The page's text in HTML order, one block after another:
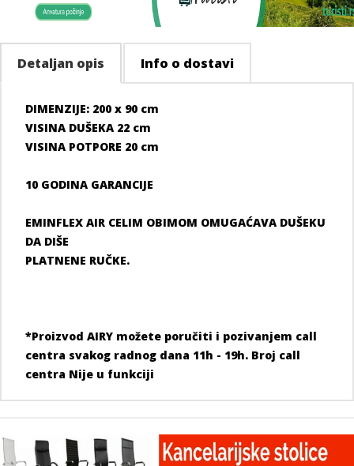
Detaljan opis Info o dostavi
DIMENZIJE: 200 x 90 cm
VISINA DUŠEKA 22 cm
VISINA POTPORE 20 cm
10 GODINA GARANCIJE
EMINFLEX AIR CELIM OBIMOM OMUGAĆAVA DUŠEKU
DA DIŠE
PLATNENE RUČKE.
*Proizvod AIRY možete poručiti i pozivanjem call
centra svakog radnog dana 11h - 19h. Broj call
centra Nije u funkciji